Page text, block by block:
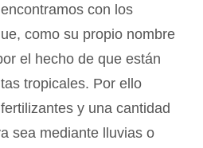
con los
como su propio nombre
el hecho de que están
tropicales. Por ello
y una cantidad
sea mediante lluvias o